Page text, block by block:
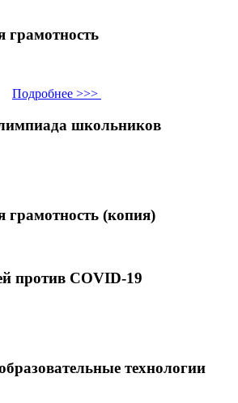
грамотность
Подробнее >>>
школьников
(копия)
против COVID-19
технологии